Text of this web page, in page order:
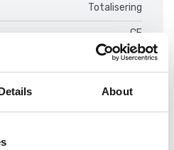
About
Totalisering
CE
OIML
ABS (Plast)
Utan pelare